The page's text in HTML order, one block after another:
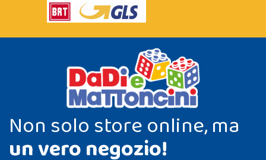
Non solo store online, ma
un vero negozio!